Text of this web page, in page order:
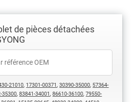
de pièces détachées
21010, 17301-00371,30390-35000, 57364-
35300,83841-34001,86610-36100,79550-